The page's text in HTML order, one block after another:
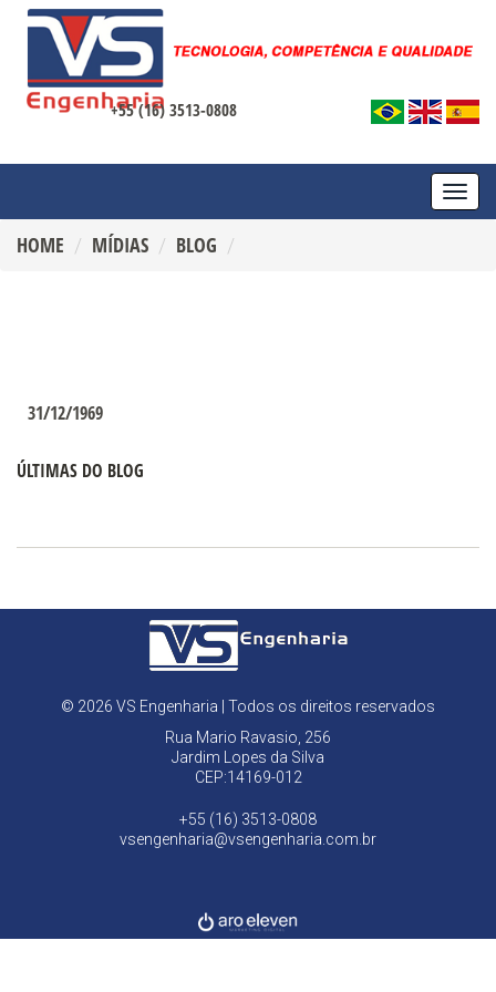
+55 (16) 3513-0808
HOME MÍDIAS BLOG
31/12/1969
ÚLTIMAS DO BLOG
© 2026 VS Engenharia | Todos os direitos reservados
Rua Mario Ravasio, 256
Jardim Lopes da Silva
CEP:14169-012
+55 (16) 3513-0808
vsengenharia@vsengenharia.com.br